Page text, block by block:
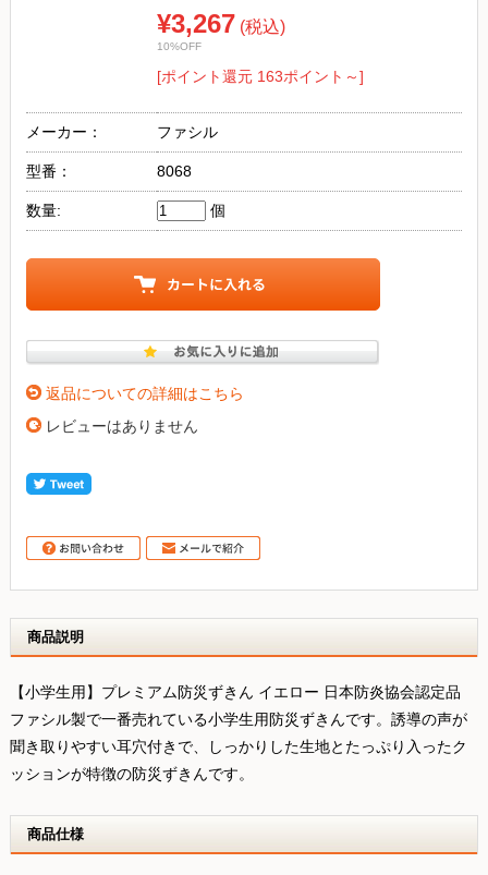
¥3,267 (税込)
10%OFF
[ポイント還元 163ポイント～]
メーカー： ファシル
型番： 8068
数量: 個
返品についての詳細はこちら
レビューはありません
商品説明
【小学生用】プレミアム防災ずきん イエロー 日本防炎協会認定品
ファシル製で一番売れている小学生用防災ずきんです。誘導の声が
聞き取りやすい耳穴付きで、しっかりした生地とたっぷり入ったク
ッションが特徴の防災ずきんです。
商品仕様